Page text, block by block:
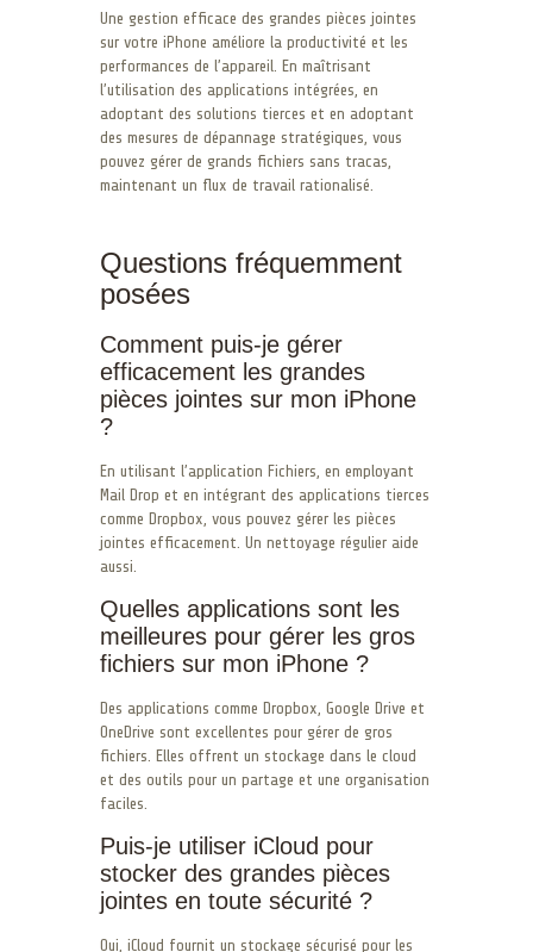
Une gestion efficace des grandes pièces jointes
sur votre iPhone améliore la productivité et les
performances de l’appareil. En maîtrisant
l’utilisation des applications intégrées, en
adoptant des solutions tierces et en adoptant
des mesures de dépannage stratégiques, vous
pouvez gérer de grands fichiers sans tracas,
maintenant un flux de travail rationalisé.
Questions fréquemment
posées
Comment puis-je gérer
efficacement les grandes
pièces jointes sur mon iPhone
?
En utilisant l’application Fichiers, en employant
Mail Drop et en intégrant des applications tierces
comme Dropbox, vous pouvez gérer les pièces
jointes efficacement. Un nettoyage régulier aide
aussi.
Quelles applications sont les
meilleures pour gérer les gros
fichiers sur mon iPhone ?
Des applications comme Dropbox, Google Drive et
OneDrive sont excellentes pour gérer de gros
fichiers. Elles offrent un stockage dans le cloud
et des outils pour un partage et une organisation
faciles.
Puis-je utiliser iCloud pour
stocker des grandes pièces
jointes en toute sécurité ?
Oui, iCloud fournit un stockage sécurisé pour les